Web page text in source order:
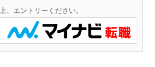
上、エントリーください。